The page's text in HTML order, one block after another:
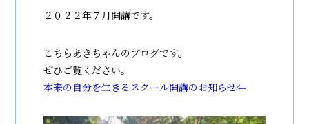
２０２２年７月開講です。
こちらあきちゃんのブログです。
ぜひご覧ください。
本来の自分を生きるスクール開講のお知らせ⇐